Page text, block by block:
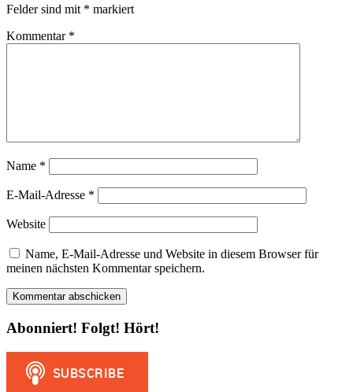
Felder sind mit * markiert
Kommentar *
Name *
E-Mail-Adresse *
Website
Name, E-Mail-Adresse und Website in diesem Browser für
meinen nächsten Kommentar speichern.
Abonniert! Folgt! Hört!